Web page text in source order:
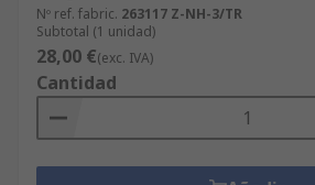
Nº ref. fabric. 263117 Z-NH-3/TR
Subtotal (1 unidad)
28,00 €(exc. IVA)
Cantidad